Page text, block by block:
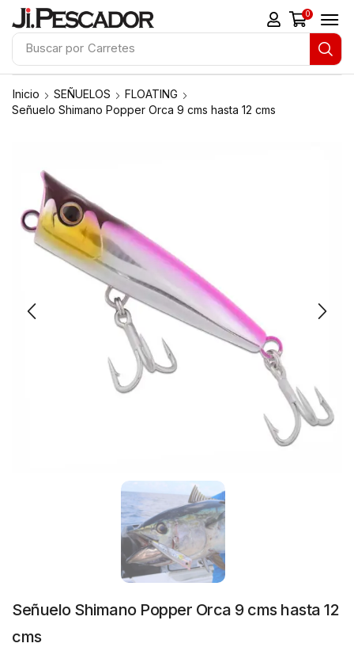
Buscar por Carretes
0
Inicio SEÑUELOS
FLOATING
Señuelo Shimano Popper Orca 9 cms hasta 12 cms
Señuelo Shimano Popper Orca 9 cms hasta 12
cms